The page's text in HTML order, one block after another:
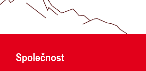
Společnost